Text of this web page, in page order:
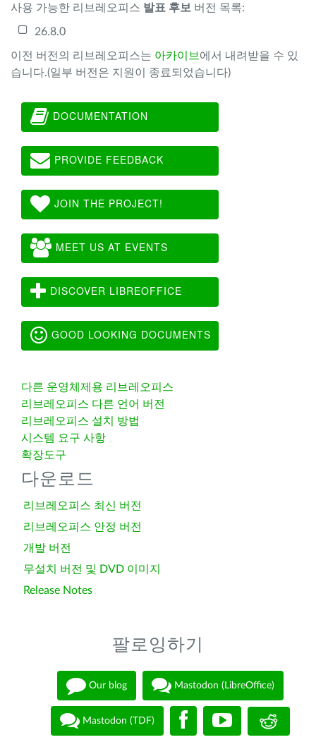
사용 가능한 리브레오피스 발표 후보 버전 목록:
26.8.0
이전 버전의 리브레오피스는 아카이브 에서 내려받을 수 있
습니다.(일부 버전은 지원이 종료되었습니다)
DOCUMENTATION
PROVIDE FEEDBACK
JOIN THE PROJECT!
MEET US AT EVENTS
DISCOVER LIBREOFFICE
GOOD LOOKING DOCUMENTS
다른 운영체제용 리브레오피스
리브레오피스 다른 언어 버전
리브레오피스 설치 방법
시스템 요구 사항
확장도구
다운로드
리브레오피스 최신 버전
리브레오피스 안정 버전
개발 버전
무설치 버전 및 DVD 이미지
Release Notes
팔로잉하기
Our blog Mastodon (LibreOffice)
Mastodon (TDF)